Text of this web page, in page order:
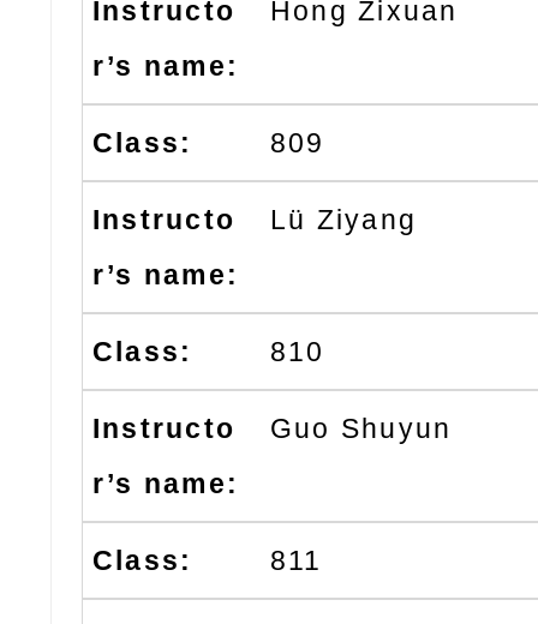
Hong Zixuan
809
Lü Ziyang
810
Guo Shuyun
811